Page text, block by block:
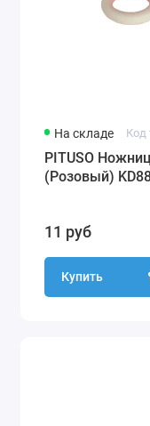
На складе Код
PITUSO
(Розовый)
11 руб
Купить